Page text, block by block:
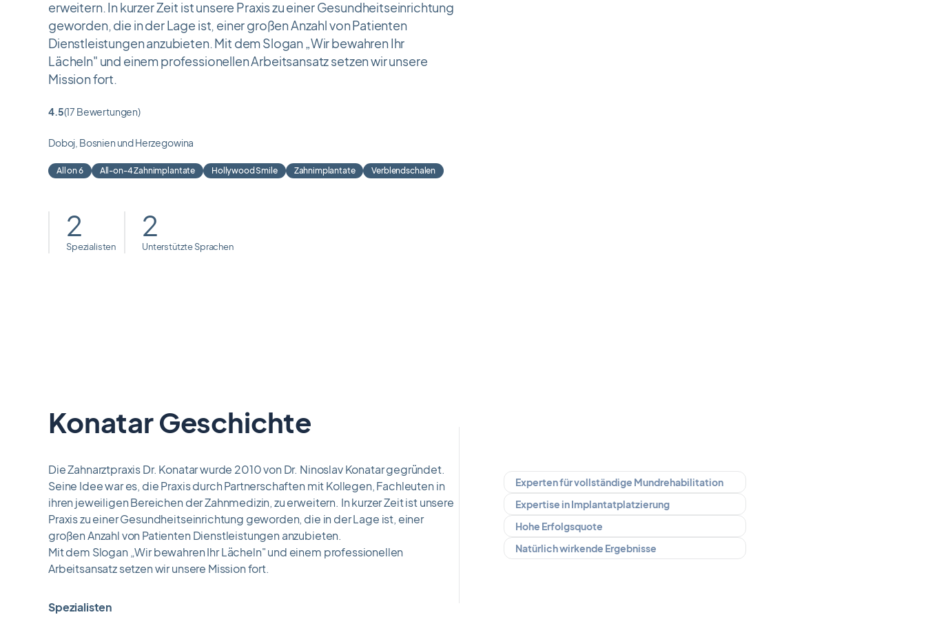
erweitern. In kurzer Zeit ist unsere Praxis zu einer Gesundheitseinrichtung
geworden, die in der Lage ist, einer großen Anzahl von Patienten
Dienstleistungen anzubieten. Mit dem Slogan „Wir bewahren Ihr
Lächeln" und einem professionellen Arbeitsansatz setzen wir unsere
Mission fort.
Bewertung
von
5
4.5(17 Bewertungen)
Doboj, Bosnien und Herzegowina
All on 6 All-on-4 Zahnimplantate Hollywood Smile Zahnimplantate Verblendschalen
2
Spezialisten
2
Unterstützte Sprachen
Konatar Geschichte
Die Zahnarztpraxis Dr. Konatar wurde 2010 von Dr. Ninoslav Konatar gegründet.
Seine Idee war es, die Praxis durch Partnerschaften mit Kollegen, Fachleuten in
ihren jeweiligen Bereichen der Zahnmedizin, zu erweitern. In kurzer Zeit ist unsere
Praxis zu einer Gesundheitseinrichtung geworden, die in der Lage ist, einer
großen Anzahl von Patienten Dienstleistungen anzubieten.
Mit dem Slogan „Wir bewahren Ihr Lächeln" und einem professionellen
Arbeitsansatz setzen wir unsere Mission fort.
Spezialisten
Experten für vollständige Mundrehabilitation
Expertise in Implantatplatzierung
Hohe Erfolgsquote
Natürlich wirkende Ergebnisse